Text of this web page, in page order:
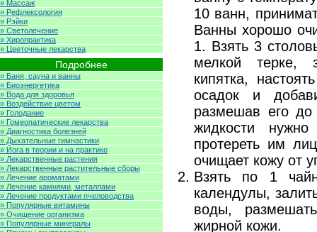
10 ванн,
Ванны хорошо
1. Взять 3
мелкой терке,
кипятка,
осадок и
размешав его до
жидкости
протереть им
очищает кожу от
Взять по 1
календулы,
воды,
жирной кожи.
» Массаж
» Рефлексология
» Рэйки
» Светолечение
» Хиропрактика
» Цветочные лекарства
Подробнее
» Баня, сауна и ванны
» Биоэнергетика
» Вода для здоровья
» Воздействие цветом
» Голодание
» Гомеопатические лекарства
» Диагностика болезней
» Дыхательные гимнастики
» Йога в теории и на практике
» Лекарственные растения
» Лекарственные растительные сборы
» Лечение ароматами
» Лечение камнями, металлами
» Лечение продуктами пчеловодства
» Популярные витамины
» Очищение организма
» Популярные минералы